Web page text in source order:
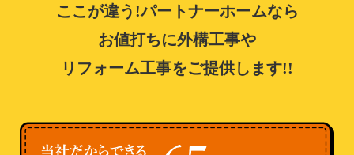
ここが違う!パートナーホームなら
お値打ちに外構工事や
リフォーム工事をご提供します!!